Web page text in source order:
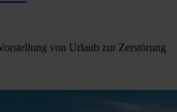
von Urlaub zur Zerstörung